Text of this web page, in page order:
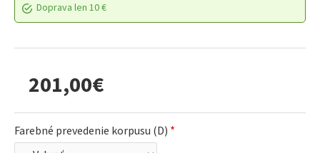
Doprava len 10 €
201,00€
Farebné prevedenie korpusu (D)